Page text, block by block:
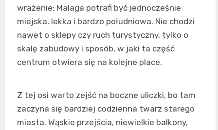
wrażenie: Malaga potrafi być jednocześnie
miejska, lekka i bardzo południowa. Nie chodzi
nawet o sklepy czy ruch turystyczny, tylko o
skalę zabudowy i sposób, w jaki ta część
centrum otwiera się na kolejne place.
Z tej osi warto zejść na boczne uliczki, bo tam
zaczyna się bardziej codzienna twarz starego
miasta. Wąskie przejścia, niewielkie balkony,